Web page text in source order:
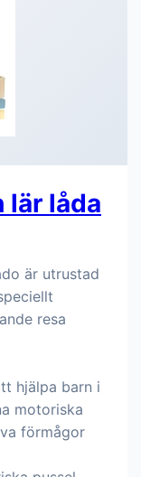
lär låda
är utrustad
resa
hjälpa barn i
motoriska
förmågor